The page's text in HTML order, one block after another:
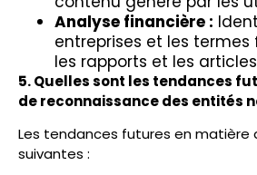
Analyse financière :
entreprises et les
les rapports et les
5. Quelles sont les tendances
de reconnaissance des entités
Les tendances futures en matière
suivantes :